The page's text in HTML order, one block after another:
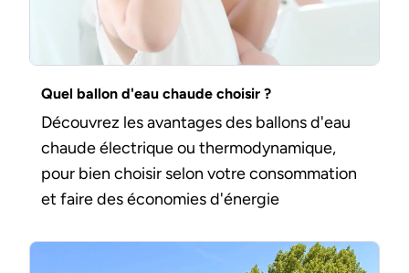
Quel ballon d'eau chaude choisir ?
Découvrez les avantages des ballons d'eau
chaude électrique ou thermodynamique,
pour bien choisir selon votre consommation
et faire des économies d'énergie